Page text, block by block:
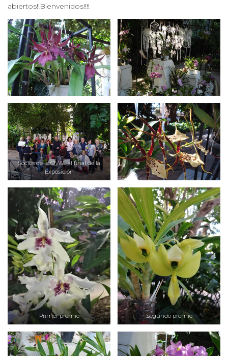
abiertos!!Bienvenidos!!!!
Socios de la OVAL al final de la
Exposición
Primer premio Segundo premio